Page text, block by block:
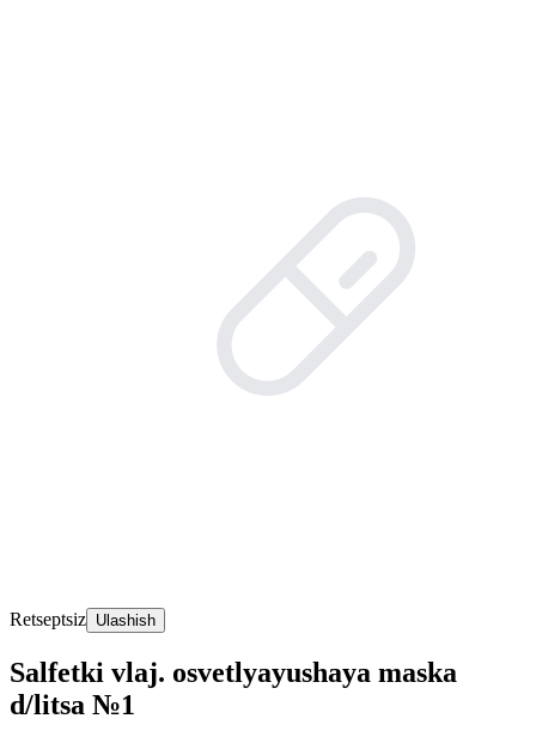
Retseptsiz Ulashish
Salfetki vlaj. osvetlyayushaya maska
d/litsa №1